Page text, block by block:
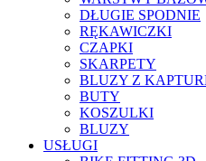
DŁUGIE SPODNIE
RĘKAWICZKI
CZAPKI
SKARPETY
BLUZY Z
BUTY
KOSZULKI
BLUZY
USŁUGI